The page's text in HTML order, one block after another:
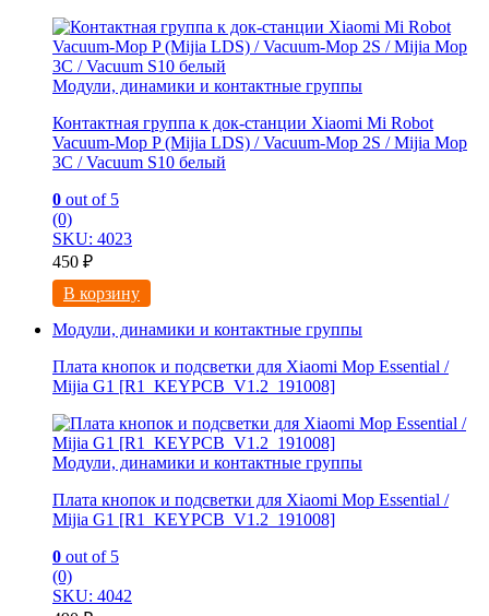
Модули, динамики и контактные группы
Контактная группа к док-станции Xiaomi Mi Robot
Vacuum-Mop P (Mijia LDS) / Vacuum-Mop 2S / Mijia Mop
3C / Vacuum S10 белый
0 out of 5
(0)
SKU: 4023
450 ₽
В корзину
Модули, динамики и контактные группы
Плата кнопок и подсветки для Xiaomi Mop Essential /
Mijia G1 [R1_KEYPCB_V1.2_191008]
Модули, динамики и контактные группы
Плата кнопок и подсветки для Xiaomi Mop Essential /
Mijia G1 [R1_KEYPCB_V1.2_191008]
0 out of 5
(0)
SKU: 4042